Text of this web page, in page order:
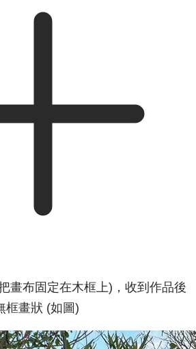
畫布固定在木框上)，收到作品後
框畫狀 (如圖)